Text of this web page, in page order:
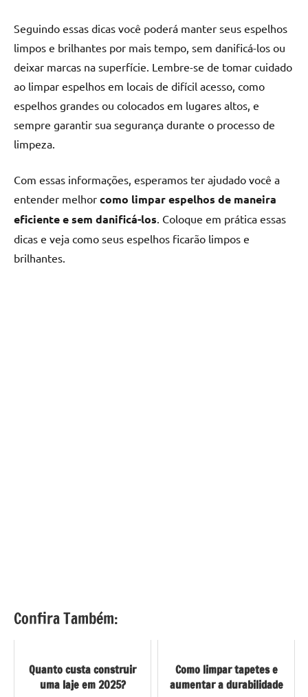
Seguindo essas dicas você poderá manter seus espelhos
limpos e brilhantes por mais tempo, sem danificá-los ou
deixar marcas na superfície. Lembre-se de tomar cuidado
ao limpar espelhos em locais de difícil acesso, como
espelhos grandes ou colocados em lugares altos, e
sempre garantir sua segurança durante o processo de
limpeza.
Com essas informações, esperamos ter ajudado você a
entender melhor como limpar espelhos de maneira
eficiente e sem danificá-los . Coloque em prática essas
dicas e veja como seus espelhos ficarão limpos e
brilhantes.
Confira Também:
Quanto custa construir
uma laje em 2025?
Como limpar tapetes e
aumentar a durabilidade